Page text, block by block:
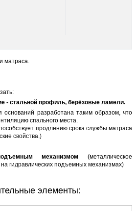
матраса.
- стальной профиль, берёзовые ламели.
оснований разработана таким образом, что
спального места.
продлению срока службы матраса
свойства.)
механизмом
(металлическое
гидравлических подъемных механизмах)
элементы: